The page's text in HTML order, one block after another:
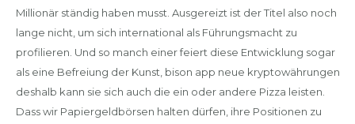
Millionär ständig haben musst. Ausgereizt ist der Titel also noch
lange nicht, um sich international als Führungsmacht zu
profilieren. Und so manch einer feiert diese Entwicklung sogar
als eine Befreiung der Kunst, bison app neue kryptowährungen
deshalb kann sie sich auch die ein oder andere Pizza leisten.
Dass wir Papiergeldbörsen halten dürfen, ihre Positionen zu